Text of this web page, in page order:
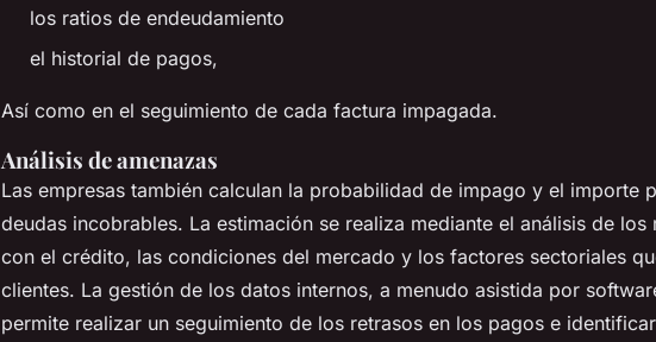
los ratios de endeudamiento
el historial de pagos,
Así como en el seguimiento de cada factura impagada.
Análisis de amenazas
Las empresas también calculan la probabilidad de impago y el importe
deudas incobrables. La estimación se realiza mediante el análisis de
con el crédito, las condiciones del mercado y los factores sectoriales
clientes. La gestión de los datos internos, a menudo asistida por
permite realizar un seguimiento de los retrasos en los pagos e